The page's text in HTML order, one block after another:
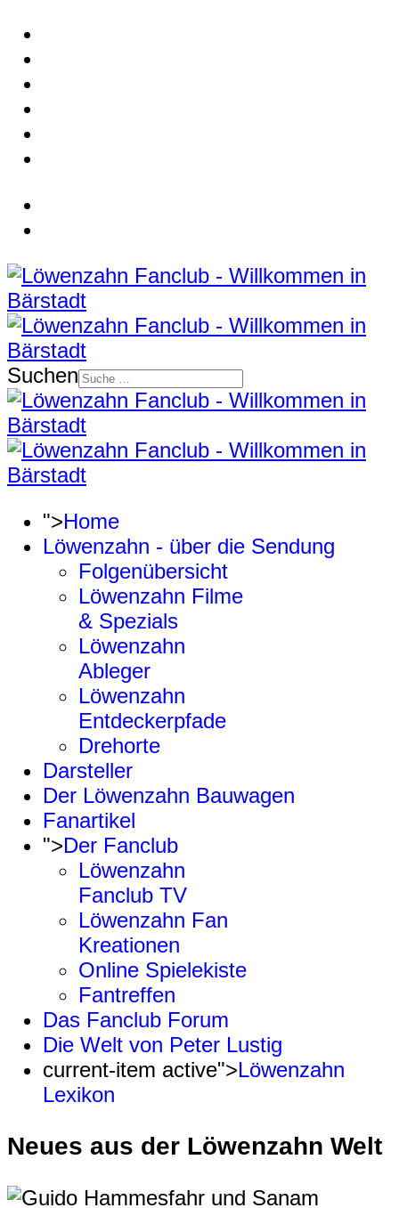
Suchen
">Home
Löwenzahn - über die Sendung
Folgenübersicht
Löwenzahn Filme
& Spezials
Löwenzahn
Ableger
Löwenzahn
Entdeckerpfade
Drehorte
Darsteller
Der Löwenzahn Bauwagen
Fanartikel
">Der Fanclub
Löwenzahn
Fanclub TV
Löwenzahn Fan
Kreationen
Online Spielekiste
Fantreffen
Das Fanclub Forum
Die Welt von Peter Lustig
current-item active">Löwenzahn
Lexikon
Neues aus der Löwenzahn Welt